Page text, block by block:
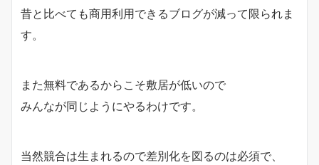
昔と比べても商用利用できるブログが減って限られま
す。
また無料であるからこそ敷居が低いので
みんなが同じようにやるわけです。
当然競合は生まれるので差別化を図るのは必須で、